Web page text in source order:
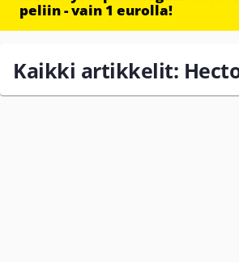
peliin - vain 1 eurolla!
Kaikki artikkelit: